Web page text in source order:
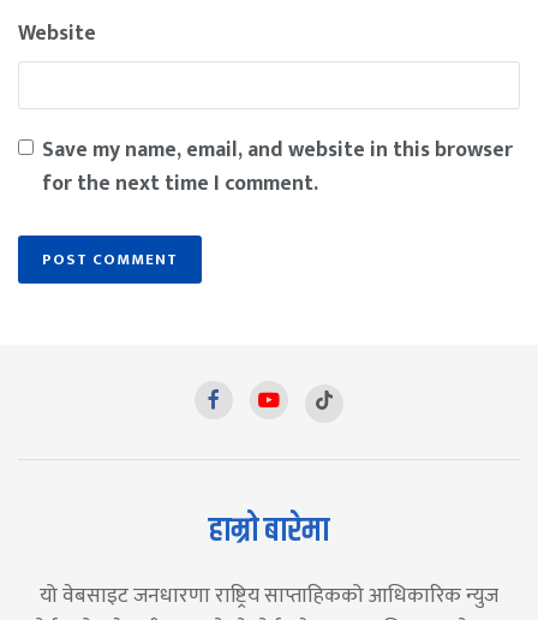
Website
Save my name, email, and website in this browser
for the next time I comment.
हाम्रो बारेमा
यो वेबसाइट जनधारणा राष्ट्रिय साप्ताहिकको आधिकारिक न्युज